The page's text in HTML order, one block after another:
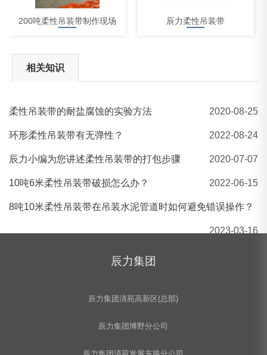
200吨柔性吊装带制作现场 辰力柔性吊装带
相关知识
柔性吊装带的耐盐腐蚀的实验方法 2020-08-25
环形柔性吊装带有无弹性？ 2022-08-24
辰力小编为您讲述柔性吊装带的打包步骤 2020-07-07
10吨6米柔性吊装带破损怎么办？ 2022-06-15
8吨10米柔性吊装带在吊装水泥管道时如何避免错误操作？
2023-03-16
辰力集团
辰力集团清苑高新区(总部)
辰力集团博野分公司